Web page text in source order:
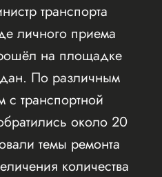
транспорта
личного приема
на площадке
По различным
с транспортной
около 20
темы ремонта
количества